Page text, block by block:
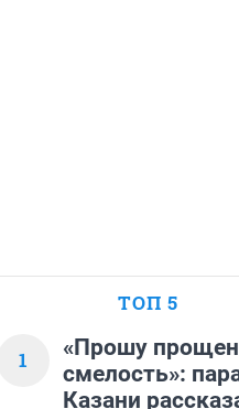
ТОП 5
1
«Прошу
смелость»:
Казани